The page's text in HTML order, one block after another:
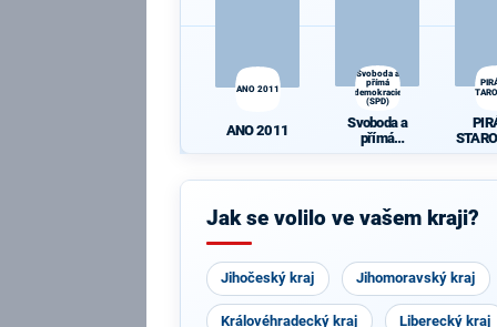
ANO 2011
ANO 2011
Svoboda a
přímá
demokracie
(SPD)
Svoboda a
přímá
Jak se volilo ve vašem kraji?
Jihočeský kraj Jihomoravský kraj
Královéhradecký kraj Liberecký kraj